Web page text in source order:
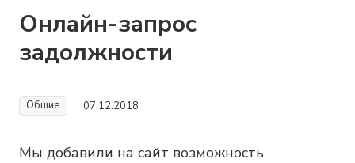
Онлайн-запрос
задолжности
Общие 07.12.2018
Мы добавили на сайт возможность